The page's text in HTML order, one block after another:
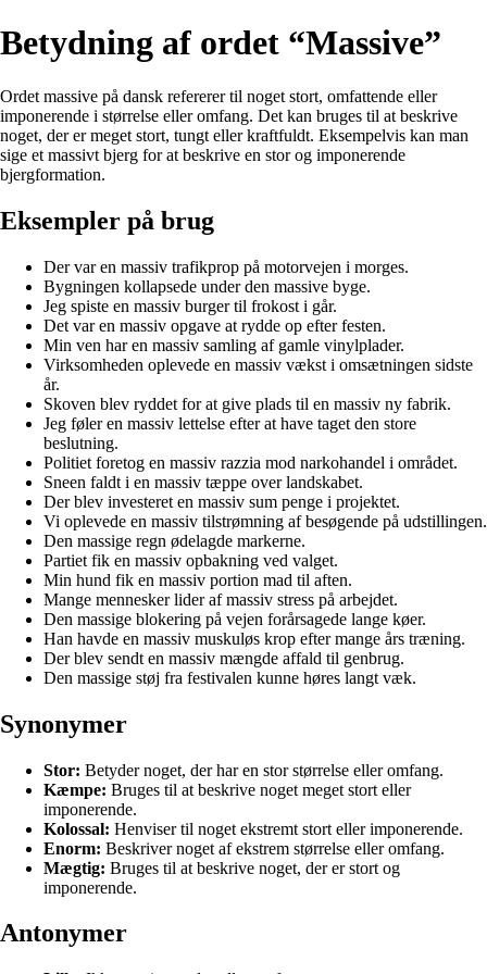
Betydning af ordet “Massive”
Ordet massive på dansk refererer til noget stort, omfattende eller
imponerende i størrelse eller omfang. Det kan bruges til at beskrive
noget, der er meget stort, tungt eller kraftfuldt. Eksempelvis kan man
sige et massivt bjerg for at beskrive en stor og imponerende
bjergformation.
Eksempler på brug
Der var en massiv trafikprop på motorvejen i morges.
Bygningen kollapsede under den massive byge.
Jeg spiste en massiv burger til frokost i går.
Det var en massiv opgave at rydde op efter festen.
Min ven har en massiv samling af gamle vinylplader.
Virksomheden oplevede en massiv vækst i omsætningen sidste
år.
Skoven blev ryddet for at give plads til en massiv ny fabrik.
Jeg føler en massiv lettelse efter at have taget den store
beslutning.
Politiet foretog en massiv razzia mod narkohandel i området.
Sneen faldt i en massiv tæppe over landskabet.
Der blev investeret en massiv sum penge i projektet.
Vi oplevede en massiv tilstrømning af besøgende på udstillingen.
Den massige regn ødelagde markerne.
Partiet fik en massiv opbakning ved valget.
Min hund fik en massiv portion mad til aften.
Mange mennesker lider af massiv stress på arbejdet.
Den massige blokering på vejen forårsagede lange køer.
Han havde en massiv muskuløs krop efter mange års træning.
Der blev sendt en massiv mængde affald til genbrug.
Den massige støj fra festivalen kunne høres langt væk.
Synonymer
Stor: Betyder noget, der har en stor størrelse eller omfang.
Kæmpe: Bruges til at beskrive noget meget stort eller
imponerende.
Kolossal: Henviser til noget ekstremt stort eller imponerende.
Enorm: Beskriver noget af ekstrem størrelse eller omfang.
Mægtig: Bruges til at beskrive noget, der er stort og
imponerende.
Antonymer